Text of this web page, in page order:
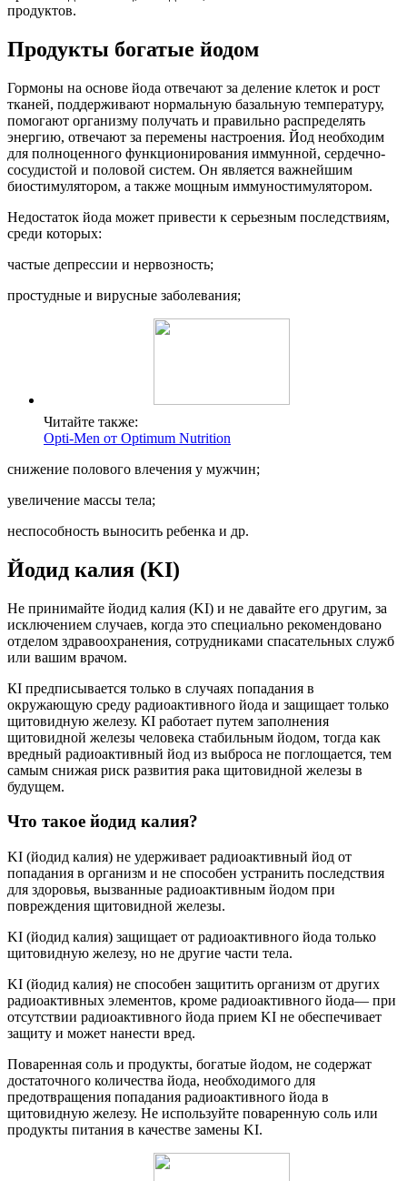
продуктов.
Продукты богатые йодом
Гормоны на основе йода отвечают за деление клеток и рост
тканей, поддерживают нормальную базальную температуру,
помогают организму получать и правильно распределять
энергию, отвечают за перемены настроения. Йод необходим
для полноценного функционирования иммунной, сердечно-
сосудистой и половой систем. Он является важнейшим
биостимулятором, а также мощным иммуностимулятором.
Недостаток йода может привести к серьезным последствиям,
среди которых:
частые депрессии и нервозность;
простудные и вирусные заболевания;
Читайте также:
Opti-Men от Optimum Nutrition
снижение полового влечения у мужчин;
увеличение массы тела;
неспособность выносить ребенка и др.
Йодид калия (KI)
Не принимайте йодид калия (KI) и не давайте его другим, за
исключением случаев, когда это специально рекомендовано
отделом здравоохранения, сотрудниками спасательных служб
или вашим врачом.
КI предписывается только в случаях попадания в
окружающую среду радиоактивного йода и защищает только
щитовидную железу. КI работает путем заполнения
щитовидной железы человека стабильным йодом, тогда как
вредный радиоактивный йод из выброса не поглощается, тем
самым снижая риск развития рака щитовидной железы в
будущем.
Что такое йодид калия?
KI (йодид калия) не удерживает радиоактивный йод от
попадания в организм и не способен устранить последствия
для здоровья, вызванные радиоактивным йодом при
повреждения щитовидной железы.
KI (йодид калия) защищает от радиоактивного йода только
щитовидную железу, но не другие части тела.
KI (йодид калия) не способен защитить организм от других
радиоактивных элементов, кроме радиоактивного йода— при
отсутствии радиоактивного йода прием KI не обеспечивает
защиту и может нанести вред.
Поваренная соль и продукты, богатые йодом, не содержат
достаточного количества йода, необходимого для
предотвращения попадания радиоактивного йода в
щитовидную железу. Не используйте поваренную соль или
продукты питания в качестве замены KI.